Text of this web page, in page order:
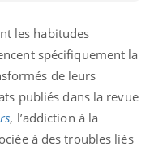
les habitudes
spécifiquement la
de leurs
publiés dans la revue
, l’addiction à la
à des troubles liés